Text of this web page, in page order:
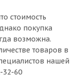
стоимость
покупка
возможна.
товаров в
нашей
32-60